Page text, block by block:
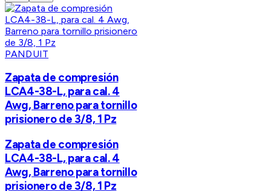
PANDUIT
Zapata de compresión
LCA4-38-L, para cal. 4
Awg, Barreno para tornillo
prisionero de 3/8, 1 Pz
Zapata de compresión
LCA4-38-L, para cal. 4
Awg, Barreno para tornillo
prisionero de 3/8, 1 Pz